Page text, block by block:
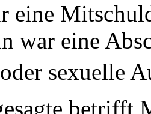
eine
war eine
sexuelle
betrifft